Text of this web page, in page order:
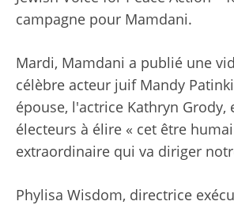
campagne pour Mamdani.
Mardi, Mamdani a publié une
célèbre acteur juif Mandy
épouse, l'actrice Kathryn Grody,
électeurs à élire « cet être
extraordinaire qui va diriger
Phylisa Wisdom, directrice